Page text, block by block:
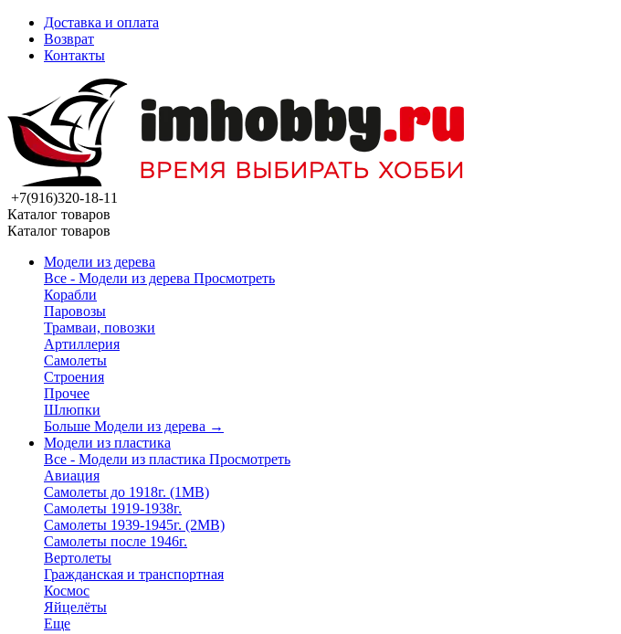
Доставка и оплата
Возврат
Контакты
+7(916)320-18-11
Каталог товаров
Каталог товаров
Модели из дерева
Все - Модели из дерева Просмотреть
Корабли
Паровозы
Трамваи, повозки
Артиллерия
Самолеты
Строения
Прочее
Шлюпки
Больше Модели из дерева →
Модели из пластика
Все - Модели из пластика Просмотреть
Авиация
Самолеты до 1918г. (1МВ)
Самолеты 1919-1938г.
Самолеты 1939-1945г. (2МВ)
Самолеты после 1946г.
Вертолеты
Гражданская и транспортная
Космос
Яйцелёты
Еще